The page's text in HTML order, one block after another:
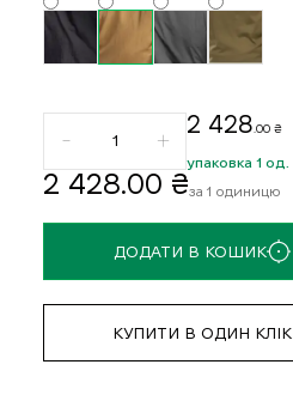
2 428 .00 ₴
упаковка 1 од.
2 428.00 ₴за 1 одиницю
ДОДАТИ В КОШИК
КУПИТИ В ОДИН КЛІК